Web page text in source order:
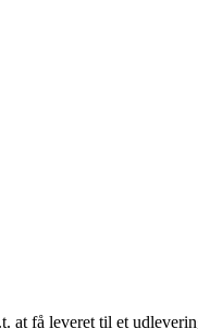
få leveret til et